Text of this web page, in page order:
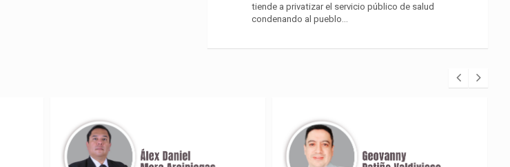
tiende a privatizar el servicio público de salud
condenando al pueblo…